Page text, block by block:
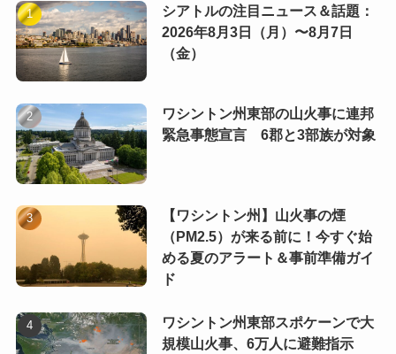
シアトルの注目ニュース＆話題：
2026年8月3日（月）〜8月7日
（金）
ワシントン州東部の山火事に連邦
緊急事態宣言 6郡と3部族が対象
【ワシントン州】山火事の煙
（PM2.5）が来る前に！今すぐ始
める夏のアラート＆事前準備ガイ
ド
ワシントン州東部スポケーンで大
規模山火事、6万人に避難指示